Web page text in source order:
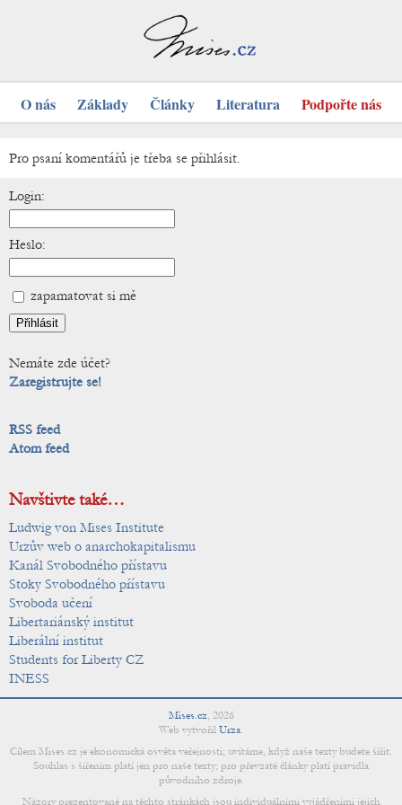
O nás Základy Články Literatura Podpořte nás
Pro psaní komentářů je třeba se přihlásit.
Login:
Heslo:
zapamatovat si mě
Nemáte zde účet?
Zaregistrujte se!
RSS feed
Atom feed
Navštivte také…
Ludwig von Mises Institute
Urzův web o anarchokapitalismu
Kanál Svobodného přístavu
Stoky Svobodného přístavu
Svoboda učení
Libertariánský institut
Liberální institut
Students for Liberty CZ
INESS
Mises.cz, 2026
Web vytvořil Urza.
Cílem Mises.cz je ekonomická osvěta veřejnosti; uvítáme, když naše texty budete šířit.
Souhlas s šířením platí jen pro naše texty; pro převzaté články platí pravidla
původního zdroje.
Názory prezentované na těchto stránkách jsou individuálními vyjádřeními jejich